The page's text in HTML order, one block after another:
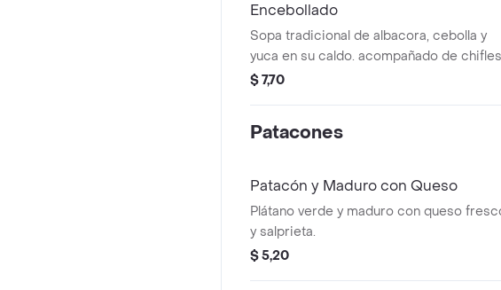
Encebollado
Sopa tradicional de albacora, cebolla y
yuca en su caldo. acompañado de
$ 7,70
Patacones
Patacón y Maduro con Queso
Plátano verde y maduro con queso
y salprieta.
$ 5,20